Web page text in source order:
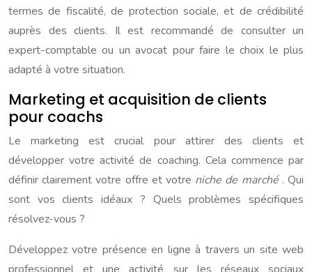
termes de fiscalité, de protection sociale, et de crédibilité
auprès des clients. Il est recommandé de consulter un
expert-comptable ou un avocat pour faire le choix le plus
adapté à votre situation.
Marketing et acquisition de clients
pour coachs
Le marketing est crucial pour attirer des clients et
développer votre activité de coaching. Cela commence par
définir clairement votre offre et votre niche de marché . Qui
sont vos clients idéaux ? Quels problèmes spécifiques
résolvez-vous ?
Développez votre présence en ligne à travers un site web